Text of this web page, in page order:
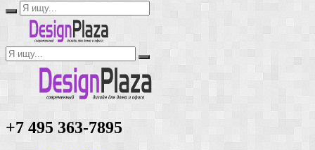
+7 495 363-7895